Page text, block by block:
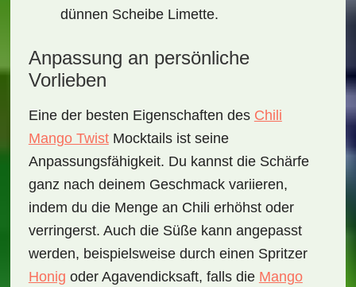
dünnen Scheibe Limette.
Anpassung an persönliche
Vorlieben
Eine der besten Eigenschaften des Chili
Mango TwistMocktailsist seine
Anpassungsfähigkeit. Du kannst die Schärfe
ganz nach deinem Geschmack variieren,
indem du die Menge an Chili erhöhst oder
verringerst. Auch die Süße kann angepasst
werden, beispielsweise durch einen Spritzer
Honig oder Agavendicksaft, falls die Mango